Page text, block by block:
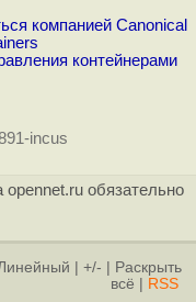
компанией Canonical
контейнерами
incus
opennet.ru обязательно
+/-
Раскрыть
всё
RSS